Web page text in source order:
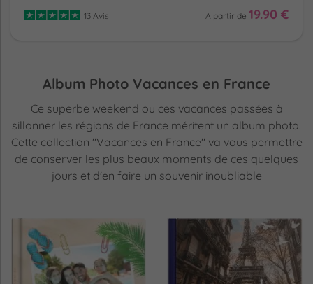
13 Avis A partir de 19.90 €
Album Photo Vacances en France
Ce superbe weekend ou ces vacances passées à
sillonner les régions de France méritent un album photo.
Cette collection "Vacances en France" va vous permettre
de conserver les plus beaux moments de ces quelques
jours et d'en faire un souvenir inoubliable